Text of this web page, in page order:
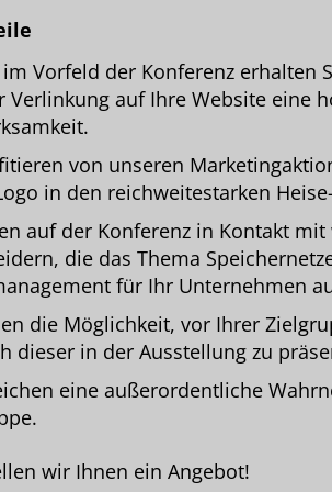
Vorfeld der Konferenz erhalten
Verlinkung auf Ihre Website eine
von unseren
in den reichweitestarken
auf der Konferenz in Kontakt
die das Thema
für Ihr Unternehmen
die Möglichkeit, vor Ihrer
dieser in der Ausstellung zu
eine außerordentliche
wir Ihnen ein Angebot!